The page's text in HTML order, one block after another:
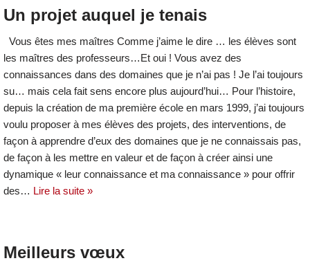
Un projet auquel je tenais
Vous êtes mes maîtres Comme j’aime le dire … les élèves sont
les maîtres des professeurs…Et oui ! Vous avez des
connaissances dans des domaines que je n’ai pas ! Je l’ai toujours
su… mais cela fait sens encore plus aujourd’hui… Pour l’histoire,
depuis la création de ma première école en mars 1999, j’ai toujours
voulu proposer à mes élèves des projets, des interventions, de
façon à apprendre d’eux des domaines que je ne connaissais pas,
de façon à les mettre en valeur et de façon à créer ainsi une
dynamique « leur connaissance et ma connaissance » pour offrir
des… Lire la suite »
Meilleurs vœux